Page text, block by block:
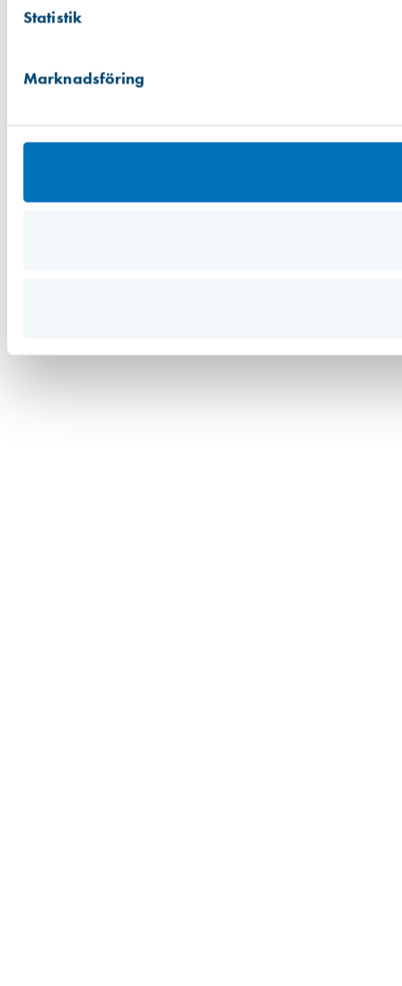
Statistik
Marknadsföring